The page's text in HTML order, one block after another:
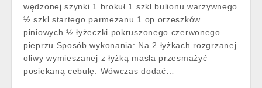
wędzonej szynki 1 brokuł 1 szkl bulionu warzywnego
½ szkl startego parmezanu 1 op orzeszków
piniowych ½ łyżeczki pokruszonego czerwonego
pieprzu Sposób wykonania: Na 2 łyżkach rozgrzanej
oliwy wymieszanej z łyżką masła przesmażyć
posiekaną cebulę. Wówczas dodać…